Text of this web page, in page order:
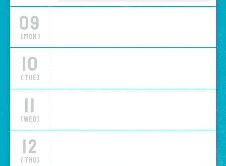
09
(Mon)
10
(Tue)
11
(Wed)
12
(Thu)